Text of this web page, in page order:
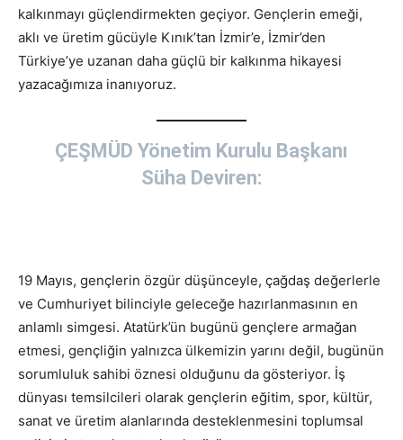
kalkınmayı güçlendirmekten geçiyor. Gençlerin emeği,
aklı ve üretim gücüyle Kınık’tan İzmir’e, İzmir’den
Türkiye’ye uzanan daha güçlü bir kalkınma hikayesi
yazacağımıza inanıyoruz.
ÇEŞMÜD Yönetim Kurulu Başkanı
Süha Deviren:
19 Mayıs, gençlerin özgür düşünceyle, çağdaş değerlerle
ve Cumhuriyet bilinciyle geleceğe hazırlanmasının en
anlamlı simgesi. Atatürk’ün bugünü gençlere armağan
etmesi, gençliğin yalnızca ülkemizin yarını değil, bugünün
sorumluluk sahibi öznesi olduğunu da gösteriyor. İş
dünyası temsilcileri olarak gençlerin eğitim, spor, kültür,
sanat ve üretim alanlarında desteklenmesini toplumsal